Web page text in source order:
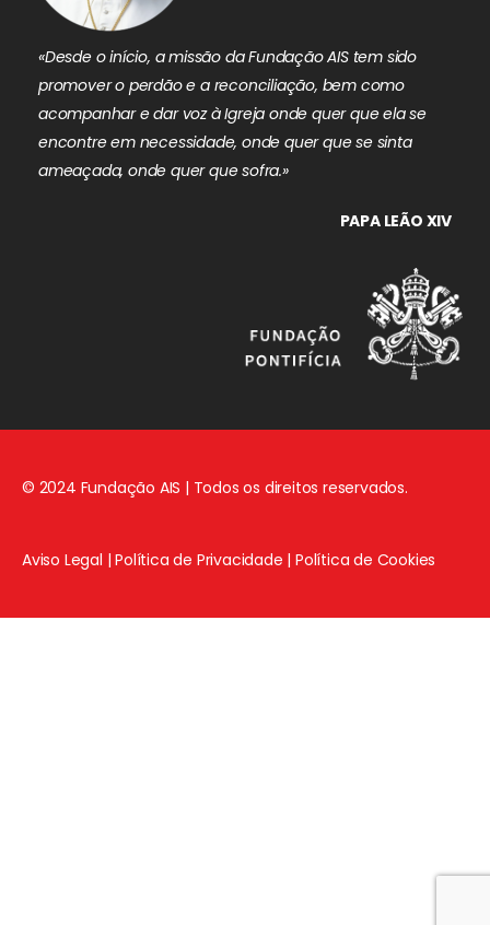
«Desde o início, a missão da Fundação AIS tem sido
promover o perdão e a reconciliação, bem como
acompanhar e dar voz à Igreja onde quer que ela se
encontre em necessidade, onde quer que se sinta
ameaçada, onde quer que sofra.»
PAPA LEÃO XIV
© 2024 Fundação AIS | Todos os direitos reservados.
Aviso Legal |Política de Privacidade |Política de Cookies